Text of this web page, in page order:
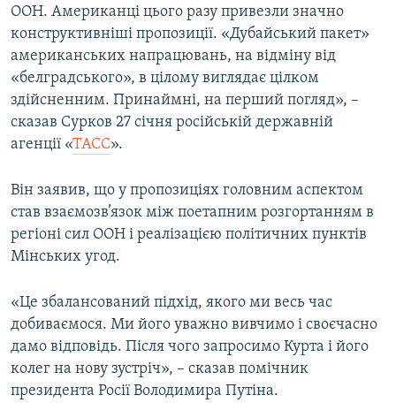
ООН. Американці цього разу привезли значно
конструктивніші пропозиції. «Дубайський пакет»
американських напрацювань, на відміну від
«белградського», в цілому виглядає цілком
здійсненним. Принаймні, на перший погляд», –
сказав Сурков 27 січня російській державній
агенції «ТАСС».
Він заявив, що у пропозиціях головним аспектом
став взаємозв’язок між поетапним розгортанням в
регіоні сил ООН і реалізацією політичних пунктів
Мінських угод.
«Це збалансований підхід, якого ми весь час
добиваємося. Ми його уважно вивчимо і своєчасно
дамо відповідь. Після чого запросимо Курта і його
колег на нову зустріч», – сказав помічник
президента Росії Володимира Путіна.